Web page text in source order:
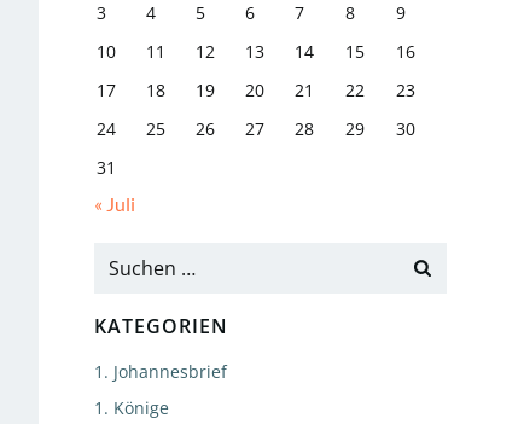
3 4 5 6 7 8
9
10
11 12 13 14 15
16
17
18 19 20 21 22
23
24
25 26 27 28 29
30
31
« Juli
KATEGORIEN
1. Johannesbrief
1. Könige